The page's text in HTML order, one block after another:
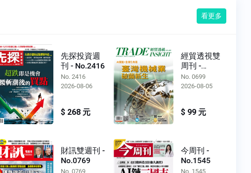
看更多
先探投資週
刊 - No.2416
No. 2416
2026-08-06
$ 268 元
經貿透視雙
周刊 -
No.0699
No. 0699
2026-08-05
$ 99 元
財訊雙週刊 -
No.0769
No. 0769
今周刊 -
No.1545
No. 1545